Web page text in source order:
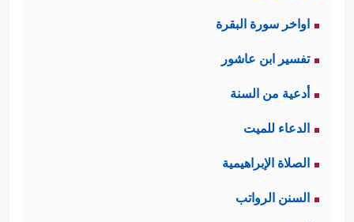
اواخر سورة البقرة
تفسير ابن عاشور
أدعية من السنة
الدعاء للميت
الصلاة الإبراهيمية
السنن الرواتب